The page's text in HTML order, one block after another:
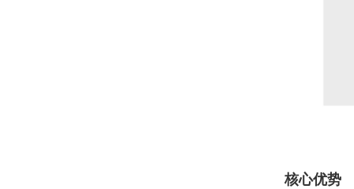
核心优势